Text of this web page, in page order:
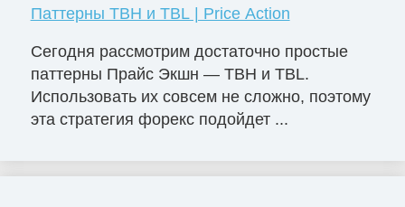
Паттерны TBH и TBL | Price Action
Сегодня рассмотрим достаточно простые
паттерны Прайс Экшн — TBH и TBL.
Использовать их совсем не сложно, поэтому
эта стратегия форекс подойдет ...